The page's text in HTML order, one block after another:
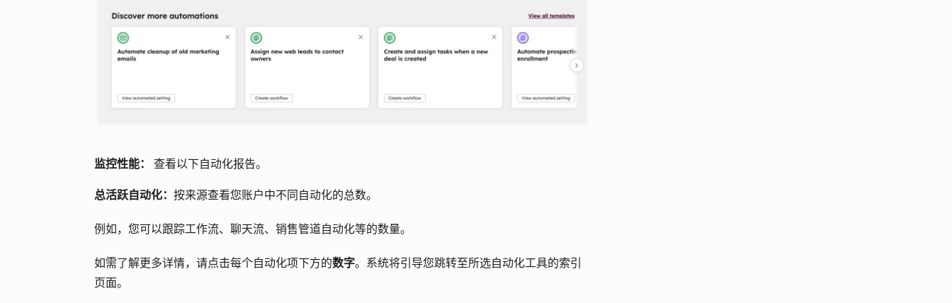
监控性能： 查看以下自动化报告。
总活跃自动化： 按来源查看您账户中不同自动化的总数。
例如，您可以跟踪工作流、聊天流、销售管道自动化等的数量。
如需了解更多详情，请点击每个自动化项下方的数字。系统将引导您跳转至所选自动化工具的索引
页面。